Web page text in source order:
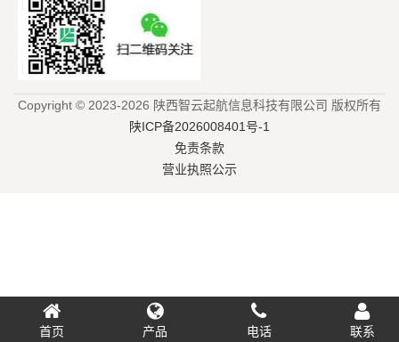
Copyright © 2023-2026 陕西智云起航信息科技有限公司 版权所有
陕ICP备2026008401号-1
免责条款
营业执照公示
首页 产品 电话 联系